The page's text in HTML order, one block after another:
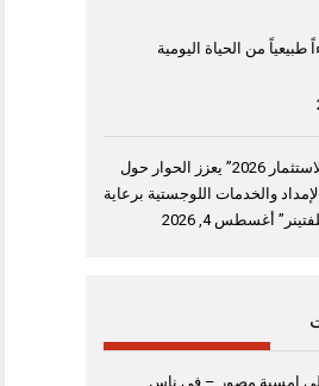
طبيعياً من الحياة اليومية
“منتدى الشارقة للاستثمار 2026” يعزز الحوار حول
والخدمات اللوجستية برعاية
أغسطس 4, 2026
امسية مصور – فى ناس